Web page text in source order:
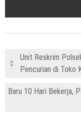
Unit Reskrim
Pencurian di Toko
Baru 10 Hari Bekerja,